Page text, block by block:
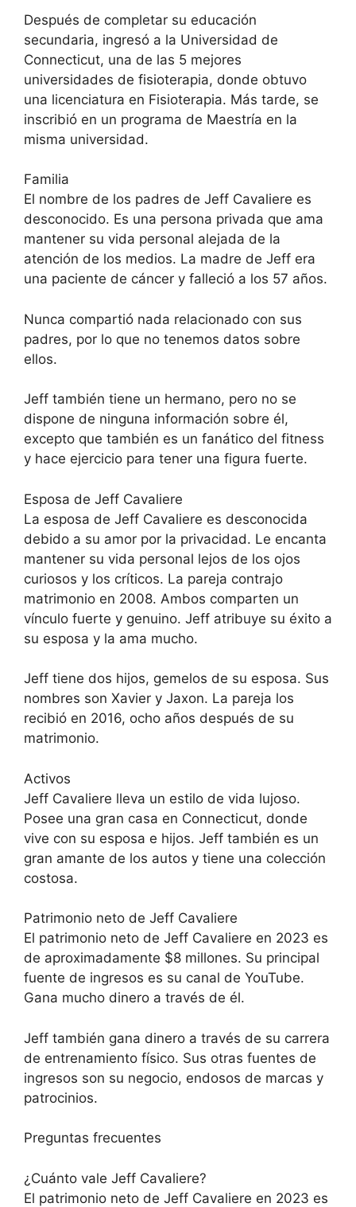
Después de completar su educación
secundaria, ingresó a la Universidad de
Connecticut, una de las 5 mejores
universidades de fisioterapia, donde obtuvo
una licenciatura en Fisioterapia. Más tarde, se
inscribió en un programa de Maestría en la
misma universidad.
Familia
El nombre de los padres de Jeff Cavaliere es
desconocido. Es una persona privada que ama
mantener su vida personal alejada de la
atención de los medios. La madre de Jeff era
una paciente de cáncer y falleció a los 57 años.
Nunca compartió nada relacionado con sus
padres, por lo que no tenemos datos sobre
ellos.
Jeff también tiene un hermano, pero no se
dispone de ninguna información sobre él,
excepto que también es un fanático del fitness
y hace ejercicio para tener una figura fuerte.
Esposa de Jeff Cavaliere
La esposa de Jeff Cavaliere es desconocida
debido a su amor por la privacidad. Le encanta
mantener su vida personal lejos de los ojos
curiosos y los críticos. La pareja contrajo
matrimonio en 2008. Ambos comparten un
vínculo fuerte y genuino. Jeff atribuye su éxito a
su esposa y la ama mucho.
Jeff tiene dos hijos, gemelos de su esposa. Sus
nombres son Xavier y Jaxon. La pareja los
recibió en 2016, ocho años después de su
matrimonio.
Activos
Jeff Cavaliere lleva un estilo de vida lujoso.
Posee una gran casa en Connecticut, donde
vive con su esposa e hijos. Jeff también es un
gran amante de los autos y tiene una colección
costosa.
Patrimonio neto de Jeff Cavaliere
El patrimonio neto de Jeff Cavaliere en 2023 es
de aproximadamente $8 millones. Su principal
fuente de ingresos es su canal de YouTube.
Gana mucho dinero a través de él.
Jeff también gana dinero a través de su carrera
de entrenamiento físico. Sus otras fuentes de
ingresos son su negocio, endosos de marcas y
patrocinios.
Preguntas frecuentes
¿Cuánto vale Jeff Cavaliere?
El patrimonio neto de Jeff Cavaliere en 2023 es